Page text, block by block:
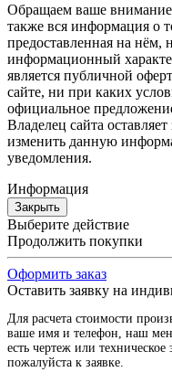
Обращаем ваше внимание
также вся информация о
предоставленная на нём,
информационный
является публичной
сайте, ни при каких
официальное
Владелец сайта
изменить данную
уведомления.
Информация
Закрыть
Выберите действие
Продолжить покупки
Оформить заказ
Оставить заявку на
Для расчета стоимости
ваше имя и телефон, наш
есть чертеж или
пожалуйста к заявке.